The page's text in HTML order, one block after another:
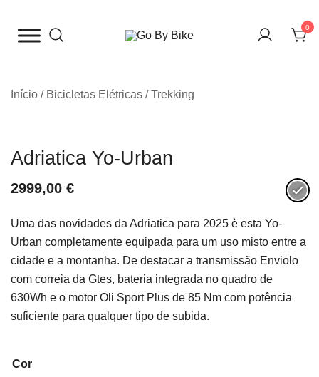
para
0
Início / Bicicletas Elétricas /Trekking
Adriatica Yo-Urban
2999,00 €
Uma das novidades da Adriatica para 2025 è esta Yo-
Urban completamente equipada para um uso misto entre a
cidade e a montanha. De destacar a transmissão Enviolo
com correia da Gtes, bateria integrada no quadro de
630Wh e o motor Oli Sport Plus de 85 Nm com potência
suficiente para qualquer tipo de subida.
Cor